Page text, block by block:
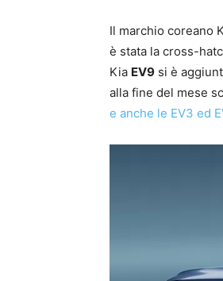
Il marchio coreano
è stata la cross-
Kia EV9 si è
alla fine del mese
e anche le EV3 ed